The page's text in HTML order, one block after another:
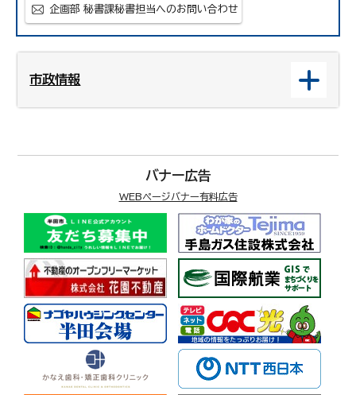
企画部 秘書課秘書担当へのお問い合わせ
市政情報
バナー広告
WEBページバナー有料広告